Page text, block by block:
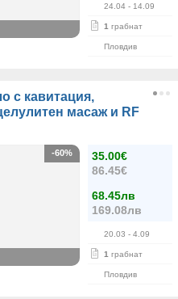
24.04 - 14.09
1 грабнат
Пловдив
с кавитация,
масаж и RF
35.00€
86.45€
68.45лв
169.08лв
20.03 - 4.09
1 грабнат
Пловдив
-60%